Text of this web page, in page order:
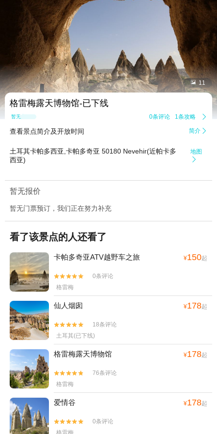
 11
格雷梅露天博物馆-已下线
暂无点评 0条评论 1条攻略 
查看景点简介及开放时间 简介 
土耳其卡帕多西亚,卡帕多奇亚 50180 Nevehir(近帕卡多
西亚)
地图

暂无报价
暂无门票预订，我们正在努力补充
看了该景点的人还看了
卡帕多奇亚ATV越野车之旅 ¥150起


0条评论
格雷梅
仙人烟囱 ¥178起


18条评论
土耳其(已下线)
格雷梅露天博物馆 ¥178起


76条评论
格雷梅
爱情谷 ¥178起


0条评论